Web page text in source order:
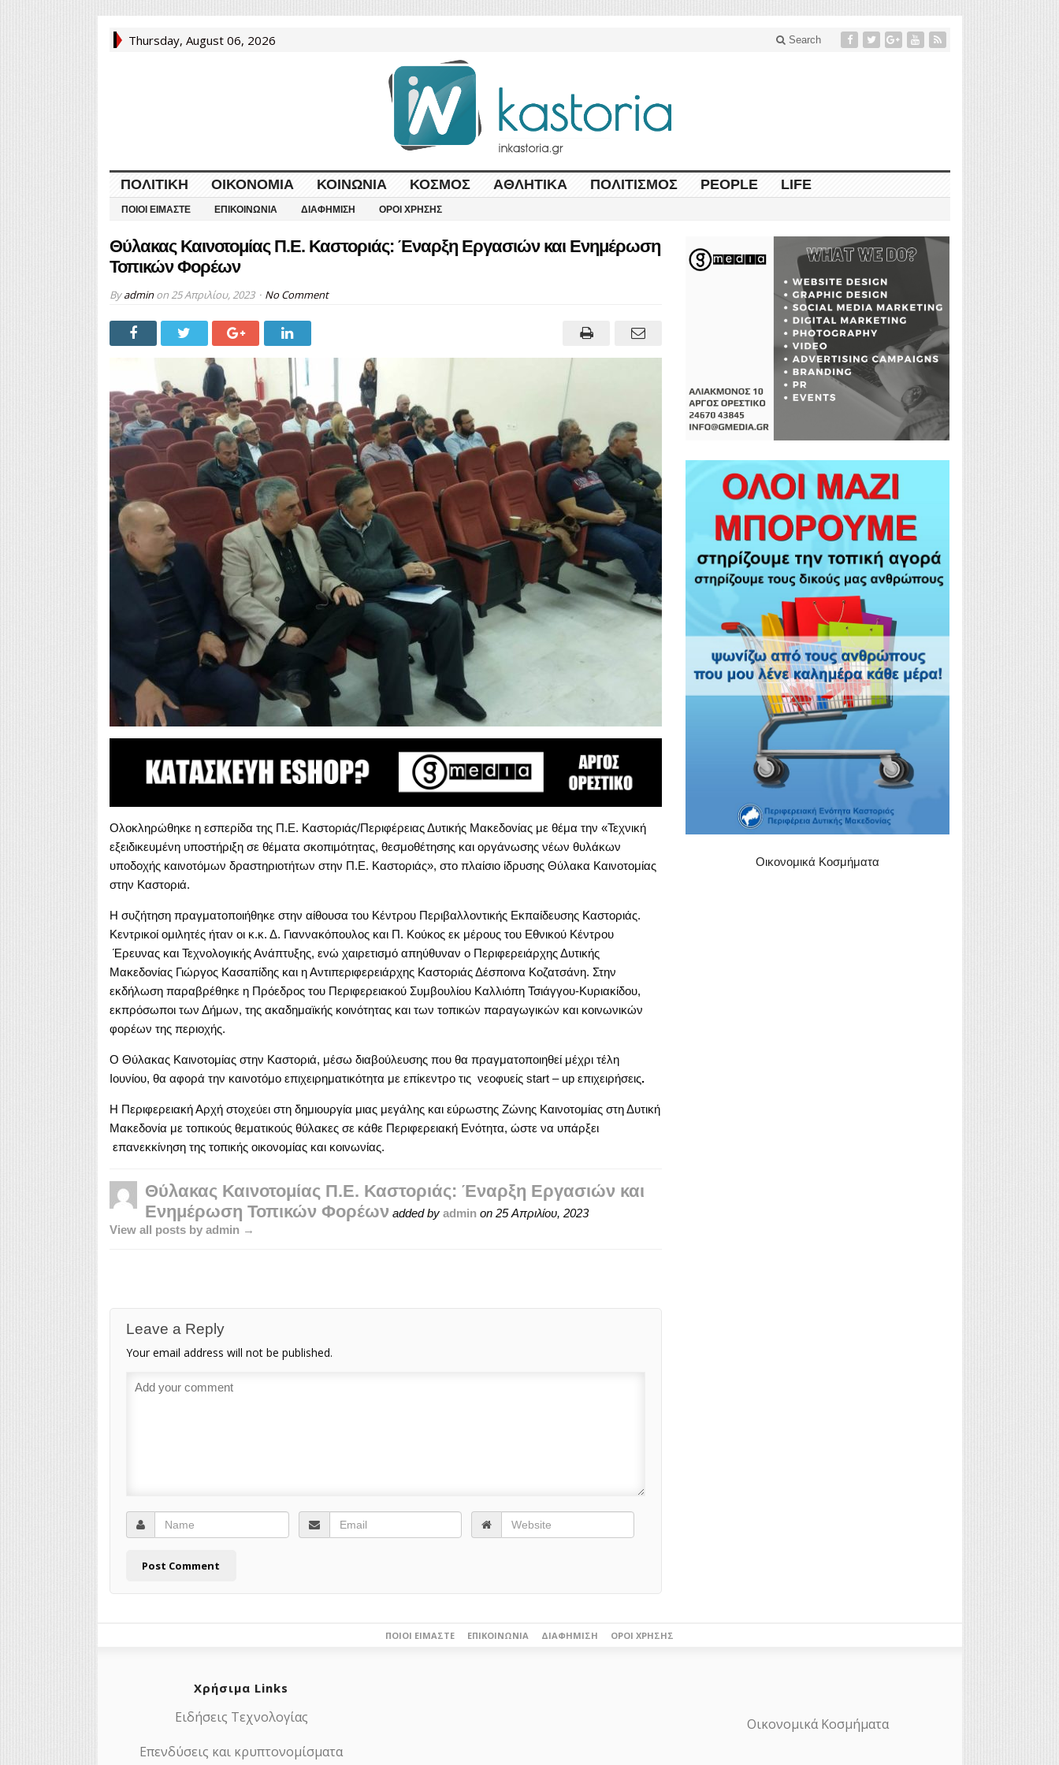
Thursday, August 06, 2026 Search
ΠΟΛΙΤΙΚΉ ΟΙΚΟΝΟΜΊΑ ΚΟΙΝΩΝΊΑ ΚΌΣΜΟΣ ΑΘΛΗΤΙΚΆ ΠΟΛΙΤΙΣΜΌΣ PEOPLE LIFE
ΠΟΙΟΙ ΕΊΜΑΣΤΕ ΕΠΙΚΟΙΝΩΝΊΑ ΔΙΑΦΉΜΙΣΗ ΌΡΟΙ ΧΡΉΣΗΣ
Θύλακας Καινοτομίας Π.Ε. Καστοριάς: Έναρξη Εργασιών και Ενημέρωση
Τοπικών Φορέων
Byadminon 25 Απριλίου, 2023 No Comment
Ολοκληρώθηκε η εσπερίδα της Π.Ε. Καστοριάς/Περιφέρειας Δυτικής Μακεδονίας με θέμα την «Τεχνική
εξειδικευμένη υποστήριξη σε θέματα σκοπιμότητας, θεσμοθέτησης και οργάνωσης νέων θυλάκων
υποδοχής καινοτόμων δραστηριοτήτων στην Π.Ε. Καστοριάς», στο πλαίσιο ίδρυσης Θύλακα Καινοτομίας
στην Καστοριά.
Η συζήτηση πραγματοποιήθηκε στην αίθουσα του Κέντρου Περιβαλλοντικής Εκπαίδευσης Καστοριάς.
Κεντρικοί ομιλητές ήταν οι κ.κ. Δ. Γιαννακόπουλος και Π. Κούκος εκ μέρους του Εθνικού Κέντρου
Έρευνας και Τεχνολογικής Ανάπτυξης, ενώ χαιρετισμό απηύθυναν ο Περιφερειάρχης Δυτικής
Μακεδονίας Γιώργος Κασαπίδης και η Αντιπεριφερειάρχης Καστοριάς Δέσποινα Κοζατσάνη. Στην
εκδήλωση παραβρέθηκε η Πρόεδρος του Περιφερειακού Συμβουλίου Καλλιόπη Τσιάγγου-Κυριακίδου,
εκπρόσωποι των Δήμων, της ακαδημαϊκής κοινότητας και των τοπικών παραγωγικών και κοινωνικών
φορέων της περιοχής.
Ο Θύλακας Καινοτομίας στην Καστοριά, μέσω διαβούλευσης που θα πραγματοποιηθεί μέχρι τέλη
Ιουνίου, θα αφορά την καινοτόμο επιχειρηματικότητα με επίκεντρο τις νεοφυείς start – up επιχειρήσεις.
Η Περιφερειακή Αρχή στοχεύει στη δημιουργία μιας μεγάλης και εύρωστης Ζώνης Καινοτομίας στη Δυτική
Μακεδονία με τοπικούς θεματικούς θύλακες σε κάθε Περιφερειακή Ενότητα, ώστε να υπάρξει
επανεκκίνηση της τοπικής οικονομίας και κοινωνίας.
Θύλακας Καινοτομίας Π.Ε. Καστοριάς: Έναρξη Εργασιών και
Ενημέρωση Τοπικών Φορέων added by adminon 25 Απριλίου, 2023
View all posts by admin →
Leave a Reply
Your email address will not be published.
Οικονομικά Κοσμήματα
ΠΟΙΟΙ ΕΊΜΑΣΤΕ ΕΠΙΚΟΙΝΩΝΊΑ ΔΙΑΦΉΜΙΣΗ ΌΡΟΙ ΧΡΉΣΗΣ
Χρήσιμα Links
Ειδήσεις Τεχνολογίας
Επενδύσεις και κρυπτονομίσματα
Οικονομικά Κοσμήματα